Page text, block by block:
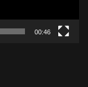
00:46